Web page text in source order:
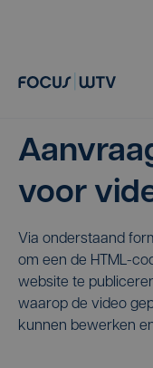
voor
Via onderstaand
om een de HTML-
website te
waarop de video
kunnen bewerken